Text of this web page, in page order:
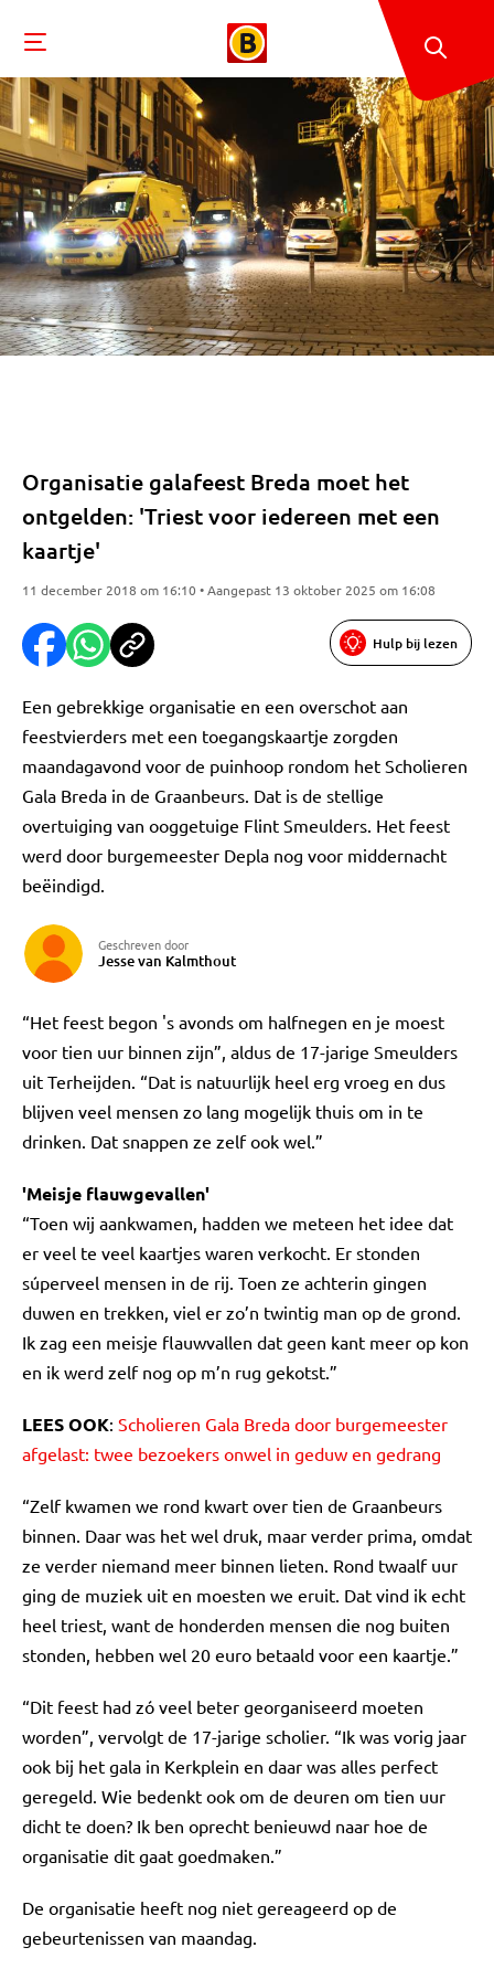
Organisatie galafeest Breda moet het
ontgelden: 'Triest voor iedereen met een
kaartje'
11 december 2018 om 16:10 • Aangepast 13 oktober 2025 om 16:08
Hulp bij lezen
Een gebrekkige organisatie en een overschot aan
feestvierders met een toegangskaartje zorgden
maandagavond voor de puinhoop rondom het Scholieren
Gala Breda in de Graanbeurs. Dat is de stellige
overtuiging van ooggetuige Flint Smeulders. Het feest
werd door burgemeester Depla nog voor middernacht
beëindigd.
Geschreven door
Jesse van Kalmthout
“Het feest begon 's avonds om halfnegen en je moest
voor tien uur binnen zijn”, aldus de 17-jarige Smeulders
uit Terheijden. “Dat is natuurlijk heel erg vroeg en dus
blijven veel mensen zo lang mogelijk thuis om in te
drinken. Dat snappen ze zelf ook wel.”
'Meisje flauwgevallen'
“Toen wij aankwamen, hadden we meteen het idee dat
er veel te veel kaartjes waren verkocht. Er stonden
súperveel mensen in de rij. Toen ze achterin gingen
duwen en trekken, viel er zo’n twintig man op de grond.
Ik zag een meisje flauwvallen dat geen kant meer op kon
en ik werd zelf nog op m’n rug gekotst.”
LEES OOK: Scholieren Gala Breda door burgemeester
afgelast: twee bezoekers onwel in geduw en gedrang
“Zelf kwamen we rond kwart over tien de Graanbeurs
binnen. Daar was het wel druk, maar verder prima, omdat
ze verder niemand meer binnen lieten. Rond twaalf uur
ging de muziek uit en moesten we eruit. Dat vind ik echt
heel triest, want de honderden mensen die nog buiten
stonden, hebben wel 20 euro betaald voor een kaartje.”
“Dit feest had zó veel beter georganiseerd moeten
worden”, vervolgt de 17-jarige scholier. “Ik was vorig jaar
ook bij het gala in Kerkplein en daar was alles perfect
geregeld. Wie bedenkt ook om de deuren om tien uur
dicht te doen? Ik ben oprecht benieuwd naar hoe de
organisatie dit gaat goedmaken.”
De organisatie heeft nog niet gereageerd op de
gebeurtenissen van maandag.